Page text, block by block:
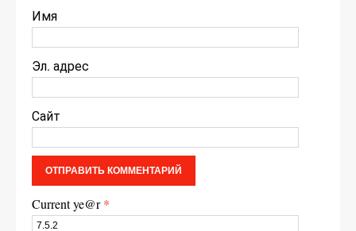
Имя
Эл. адрес
Сайт
Current ye@r*